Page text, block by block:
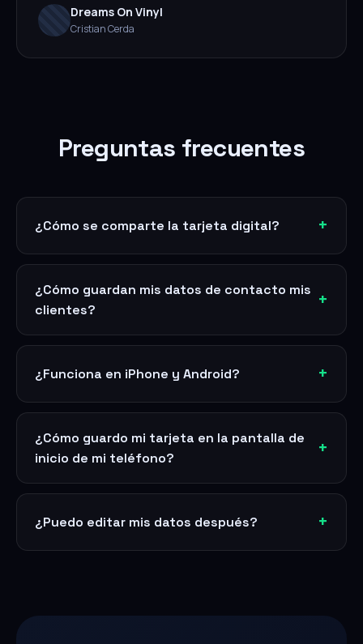
Dreams On Vinyl
Cristian Cerda
Preguntas frecuentes
¿Cómo se comparte la tarjeta digital?
¿Cómo guardan mis datos de contacto mis
clientes?
¿Funciona en iPhone y Android?
¿Cómo guardo mi tarjeta en la pantalla de
inicio de mi teléfono?
¿Puedo editar mis datos después?